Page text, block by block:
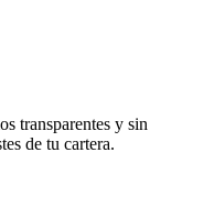
transparentes y sin
de tu cartera.